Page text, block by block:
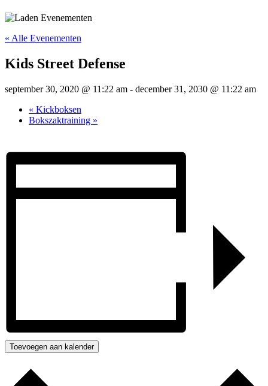
« Alle Evenementen
Kids Street Defense
september 30, 2020 @ 11:22 am - december 31, 2030 @ 11:22 am
« Kickboksen
Bokszaktraining »
Toevoegen aan kalender